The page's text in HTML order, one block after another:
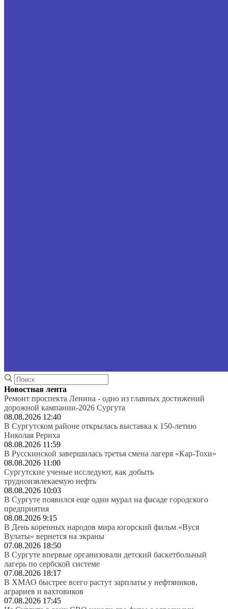
Новостная лента
Ремонт проспекта Ленина - одно из главных достижений
дорожной кампании-2026 Сургута
08.08.2026 12:40
В Сургутском районе открылась выставка к 150-летию
Николая Рериха
08.08.2026 11:59
В Русскинской завершилась третья смена лагеря «Кар-Тохи»
08.08.2026 11:00
Сургутские ученые исследуют, как добыть
трудноизвлекаемую нефть
08.08.2026 10:03
В Сургуте появился еще один мурал на фасаде городского
предприятия
08.08.2026 9:15
В День коренных народов мира югорский фильм «Вуся
Вулаты» вернется на экраны
07.08.2026 18:50
В Сургуте впервые организовали детский баскетбольный
лагерь по сербской системе
07.08.2026 18:17
В ХМАО быстрее всего растут зарплаты у нефтяников,
аграриев и вахтовиков
07.08.2026 17:45